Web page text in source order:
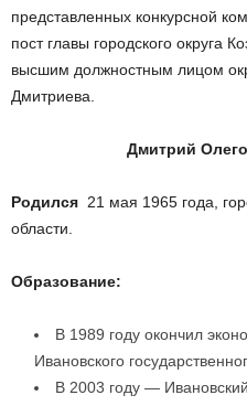
представленных конкурсной
пост главы городского округа
высшим должностным лицом
Дмитриева.
Дмитрий
Родился 21 мая 1965 года,
области.
Образование:
В 1989 году окончил
Ивановского
В 2003 году —